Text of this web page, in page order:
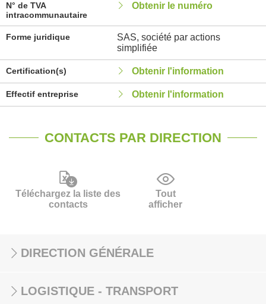
N° de TVA
intracommunautaire
Obtenir le numéro
Forme juridique
SAS, société par actions
simplifiée
Certification(s) Obtenir l'information
Effectif entreprise Obtenir l'information
CONTACTS PAR DIRECTION
Téléchargez la liste des
contacts
Tout
afficher
DIRECTION GÉNÉRALE
LOGISTIQUE - TRANSPORT